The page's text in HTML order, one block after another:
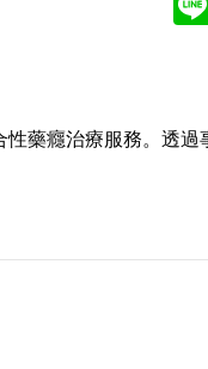
藥癮治療服務。透過